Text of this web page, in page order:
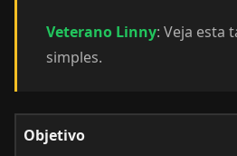
Veterano Linny: Veja esta
simples.
Objetivo